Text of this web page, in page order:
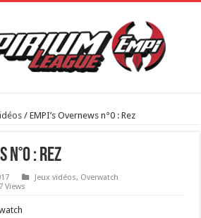
/ EMPI’s Overnews n°0 : Rez
n°0 : Rez
Jeux vidéos, Overwatch
Views